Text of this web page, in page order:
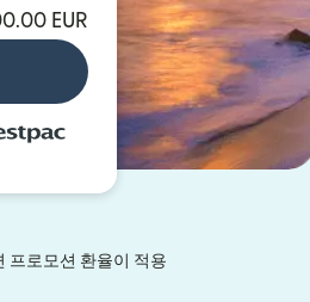
EUR
프로모션 환율이 적용